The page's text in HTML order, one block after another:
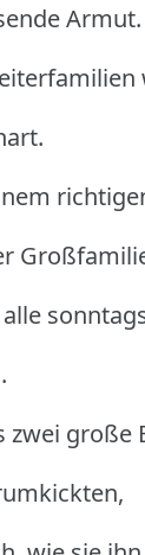
Armut.
zwei große